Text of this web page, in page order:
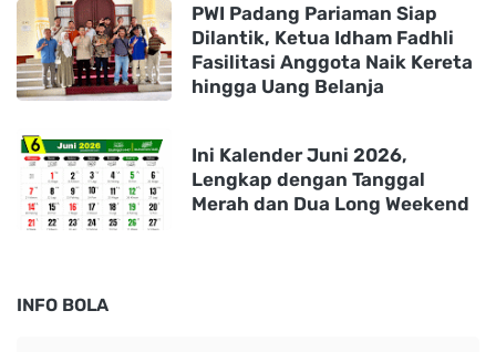
PWI Padang Pariaman Siap
Dilantik, Ketua Idham Fadhli
Fasilitasi Anggota Naik Kereta
hingga Uang Belanja
Ini Kalender Juni 2026,
Lengkap dengan Tanggal
Merah dan Dua Long Weekend
INFO BOLA